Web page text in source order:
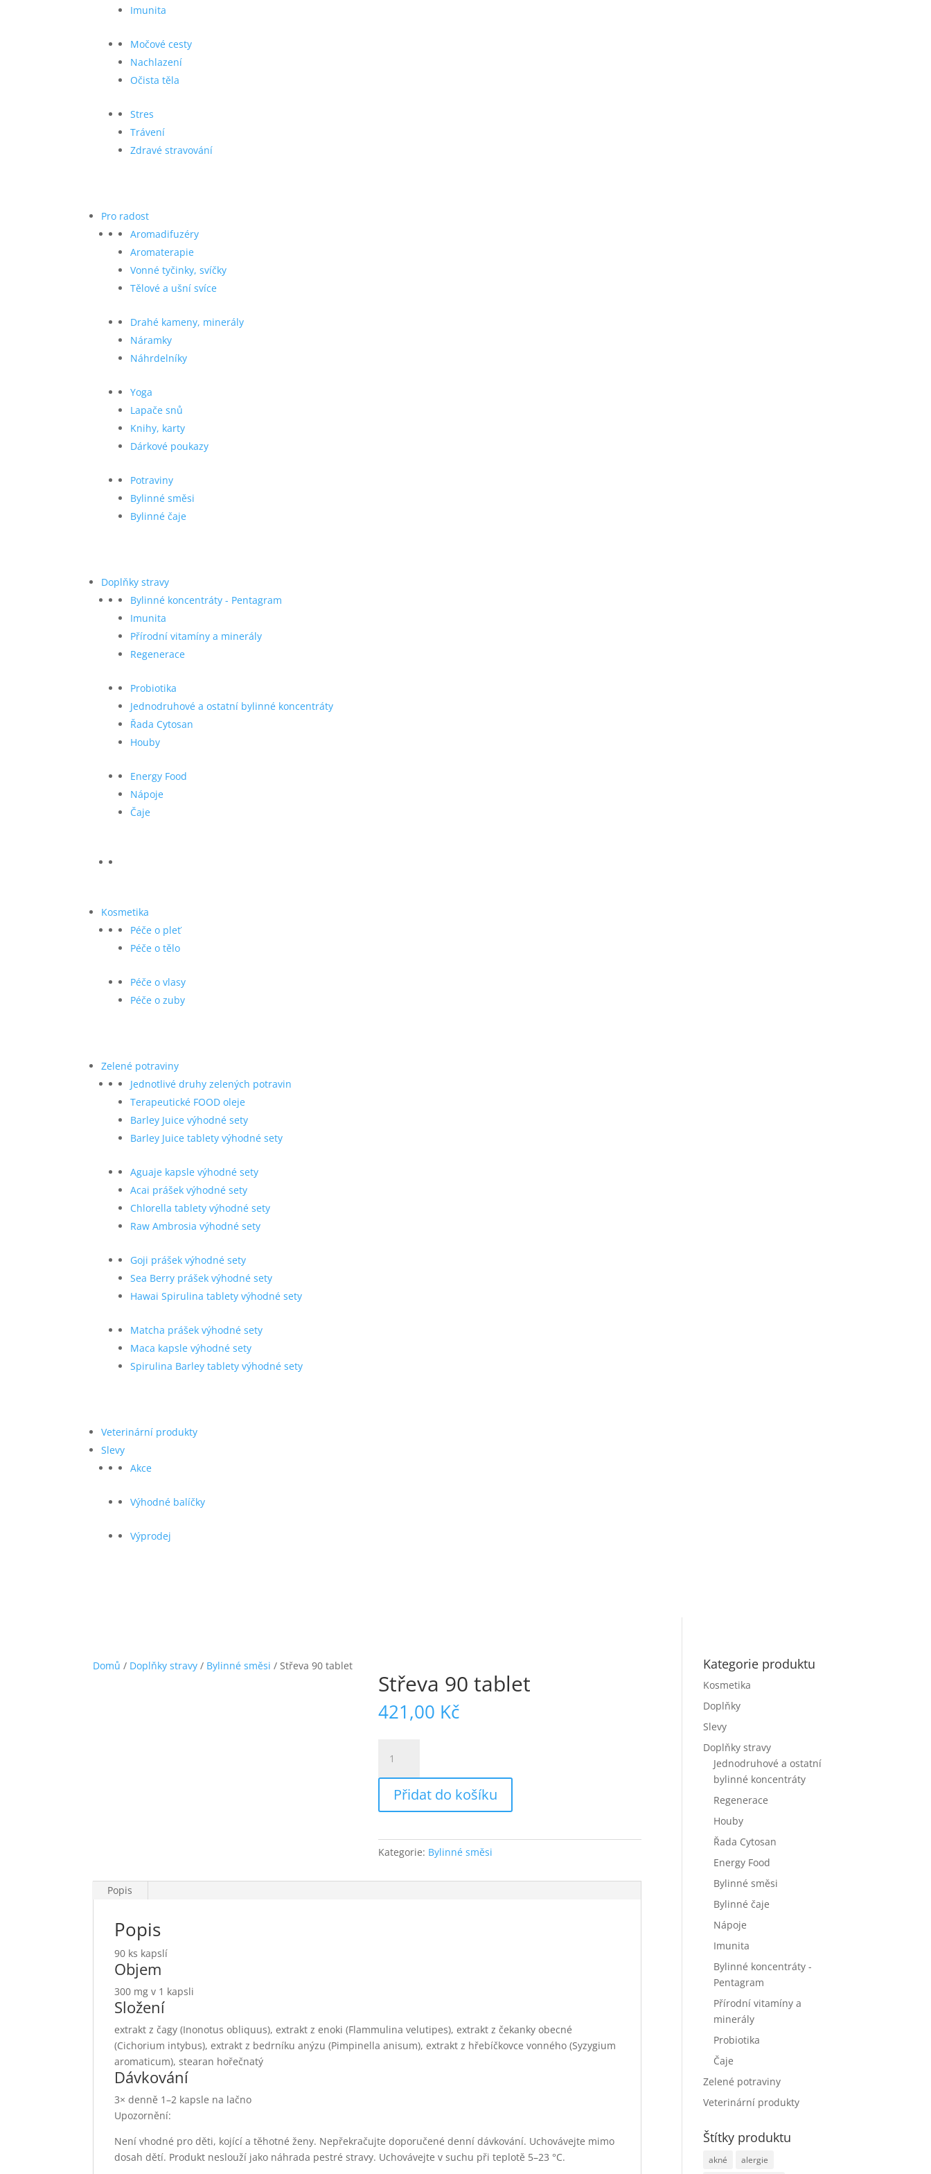
Imunita
Močové cesty
Nachlazení
Očista těla
Stres
Trávení
Zdravé stravování
Pro radost
Aromadifuzéry
Aromaterapie
Vonné tyčinky, svíčky
Tělové a ušní svíce
Drahé kameny, minerály
Náramky
Náhrdelníky
Yoga
Lapače snů
Knihy, karty
Dárkové poukazy
Potraviny
Bylinné směsi
Bylinné čaje
Doplňky stravy
Bylinné koncentráty - Pentagram
Imunita
Přírodní vitamíny a minerály
Regenerace
Probiotika
Jednodruhové a ostatní bylinné koncentráty
Řada Cytosan
Houby
Energy Food
Nápoje
Čaje
Kosmetika
Péče o pleť
Péče o tělo
Péče o vlasy
Péče o zuby
Zelené potraviny
Jednotlivé druhy zelených potravin
Terapeutické FOOD oleje
Barley Juice výhodné sety
Barley Juice tablety výhodné sety
Aguaje kapsle výhodné sety
Acai prášek výhodné sety
Chlorella tablety výhodné sety
Raw Ambrosia výhodné sety
Goji prášek výhodné sety
Sea Berry prášek výhodné sety
Hawai Spirulina tablety výhodné sety
Matcha prášek výhodné sety
Maca kapsle výhodné sety
Spirulina Barley tablety výhodné sety
Veterinární produkty
Slevy
Akce
Výhodné balíčky
Výprodej
Domů / Doplňky stravy / Bylinné směsi / Střeva 90 tablet
Střeva 90 tablet
421,00 Kč
tablet
množství
Přidat do košíku
Kategorie: Bylinné směsi
Popis
Popis
90 ks kapslí
Objem
300 mg v 1 kapsli
Složení
extrakt z čagy (Inonotus obliquus), extrakt z enoki (Flammulina velutipes), extrakt z čekanky obecné
(Cichorium intybus), extrakt z bedrníku anýzu (Pimpinella anisum), extrakt z hřebíčkovce vonného (Syzygium
aromaticum), stearan hořečnatý
Dávkování
3× denně 1–2 kapsle na lačno
Upozornění:
Není vhodné pro děti, kojící a těhotné ženy. Nepřekračujte doporučené denní dávkování. Uchovávejte mimo
dosah dětí. Produkt neslouží jako náhrada pestré stravy. Uchovávejte v suchu při teplotě 5–23 °C.
Kategorie produktu
Kosmetika
Doplňky
Slevy
Doplňky stravy
Jednodruhové a ostatní
bylinné koncentráty
Regenerace
Houby
Řada Cytosan
Energy Food
Bylinné směsi
Bylinné čaje
Nápoje
Imunita
Bylinné koncentráty -
Pentagram
Přírodní vitamíny a
minerály
Probiotika
Čaje
Zelené potraviny
Veterinární produkty
Štítky produktu
akné alergie